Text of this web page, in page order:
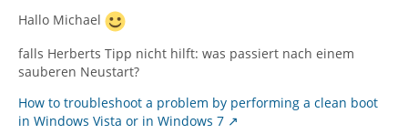
Hallo Michael
falls Herberts Tipp nicht hilft: was passiert nach einem
sauberen Neustart?
How to troubleshoot a problem by performing a clean boot
in Windows Vista or in Windows 7